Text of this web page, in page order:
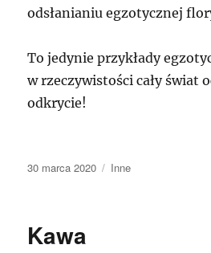
odsłanianiu egzotycznej
To jedynie przykłady
w rzeczywistości cały świat
odkrycie!
Data
30 marca 2020 Kategorie
Inne
Kawa